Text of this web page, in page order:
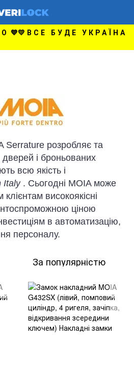
💙💛 В С Е Б У Д Е У К Р А Ї Н А
Serrature розробляє та
і броньованих
всю якість і
Italy . Сьогодні MOIA може
високоякісні
ціною
в автоматизацію,
персоналу.
За популярністю